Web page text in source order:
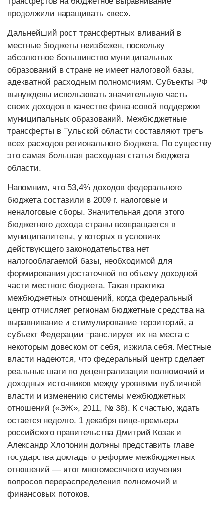
продолжили наращивать «вес».
Дальнейший рост трансфертных вливаний в
местные бюджеты неизбежен, поскольку
абсолютное большинство муниципальных
образований в стране не имеет налоговой базы,
адекватной расходным полномочиям. Субъекты РФ
вынуждены использовать значительную часть
своих доходов в качестве финансовой поддержки
муниципальных образований. Межбюджетные
трансферты в Тульской области составляют треть
всех расходов регионального бюджета. По существу
это самая большая расходная статья бюджета
области.
Напомним, что 53,4% доходов федерального
бюджета составили в 2009 г. налоговые и
неналоговые сборы. Значительная доля этого
бюджетного дохода страны возвращается в
муниципалитеты, у которых в условиях
действующего законодательства нет
налогооблагаемой базы, необходимой для
формирования достаточной по объему доходной
части местного бюджета. Такая практика
межбюджетных отношений, когда федеральный
центр отчисляет регионам бюджетные средства на
выравнивание и стимулирование территорий, а
субъект Федерации транслирует их на места с
некоторым довеском от себя, изжила себя. Местные
власти надеются, что федеральный центр сделает
реальные шаги по децентрализации полномочий и
доходных источников между уровнями публичной
власти и изменению системы межбюджетных
отношений («ЭЖ», 2011, № 38). К счастью, ждать
остается недолго. 1 декабря вице-премьеры
российского правительства Дмитрий Козак и
Александр Хлопонин должны представить главе
государства доклады о реформе межбюджетных
отношений — итог многомесячного изучения
вопросов перераспределения полномочий и
финансовых потоков.